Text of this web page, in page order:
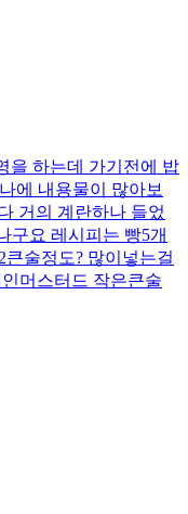
을 하는데 가기전에 밥
에 내용물이 많아보
거의 계란하나 들었
구요 레시피는 빵5개
술정도? 많이넣는걸
머스터드 작은큰술